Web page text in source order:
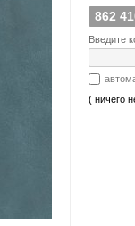
862
Введите
( ничего